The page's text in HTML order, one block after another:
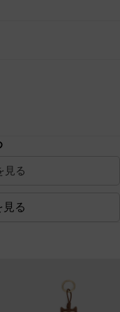
見る
る